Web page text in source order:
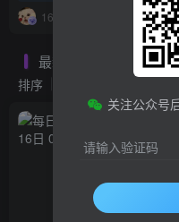
16分钟前 10
最新发布
排序
关注公众号
请输入验证码